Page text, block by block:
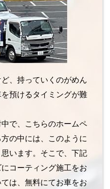
、持っていくのがめん
預けるタイミングが難
で、こちらのホームペ
の中には、このように
います。そこで、下記
コーティング施工をお
は、無料にてお車をお